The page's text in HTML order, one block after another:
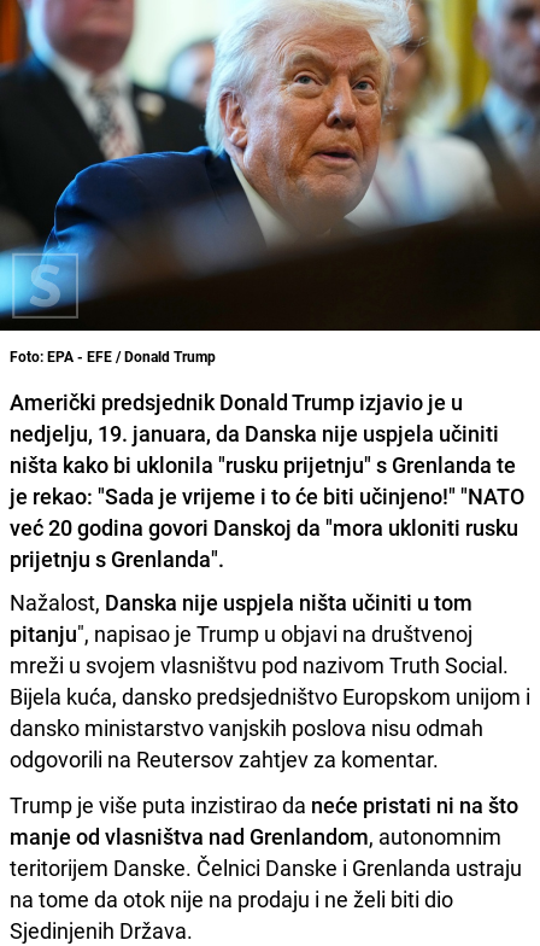
Foto: EPA - EFE / Donald Trump
Američki predsjednik Donald Trump izjavio je u
nedjelju, 19. januara, da Danska nije uspjela učiniti
ništa kako bi uklonila "rusku prijetnju" s Grenlanda te
je rekao: "Sada je vrijeme i to će biti učinjeno!" "NATO
već 20 godina govori Danskoj da "mora ukloniti rusku
prijetnju s Grenlanda".
Nažalost, Danska nije uspjela ništa učiniti u tom
pitanju", napisao je Trump u objavi na društvenoj
mreži u svojem vlasništvu pod nazivom Truth Social.
Bijela kuća, dansko predsjedništvo Europskom unijom i
dansko ministarstvo vanjskih poslova nisu odmah
odgovorili na Reutersov zahtjev za komentar.
Trump je više puta inzistirao da neće pristati ni na što
manje od vlasništva nad Grenlandom, autonomnim
teritorijem Danske. Čelnici Danske i Grenlanda ustraju
na tome da otok nije na prodaju i ne želi biti dio
Sjedinjenih Država.